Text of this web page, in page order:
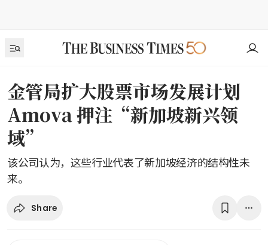
金管局扩大股票市场发展计划
Amova 押注“新加坡新兴领
域”
该公司认为，这些行业代表了新加坡经济的结构性未
来。
Share